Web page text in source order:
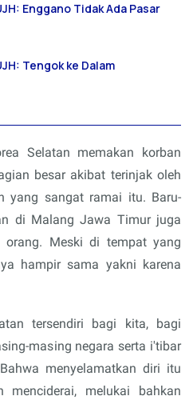
Enggano Tidak Ada Pasar
Tengok ke Dalam
Selatan memakan korban
besar akibat terinjak oleh
yang sangat ramai itu. Baru-
di Malang Jawa Timur juga
orang. Meski di tempat yang
hampir sama yakni karena
tersendiri bagi kita, bagi
masing negara serta i'tibar
menyelamatkan diri itu
melukai bahkan